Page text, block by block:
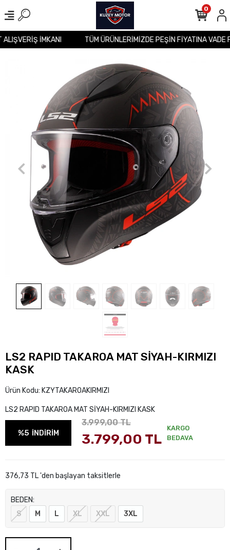
ALIŞVERİŞ İMKANI TÜM ÜRÜNLERİMİZDE PEŞİN FİYATINA
0
LS2 RAPID TAKAROA MAT SİYAH-KIRMIZI
KASK
Ürün Kodu: KZYTAKAROAKIRMIZI
LS2 RAPID TAKAROA MAT SİYAH-KIRMIZI KASK
%5 İNDİRİM
3.999,00 TL
3.799,00 TL
KARGO
BEDAVA
376,73 TL 'den başlayan taksitlerle
BEDEN:
S
M L XL XXL 3XL